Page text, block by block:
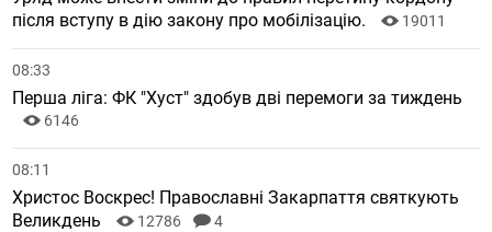
після вступу в дію закону про мобілізацію.
19011
08:33
Перша ліга: ФК "Хуст" здобув дві перемоги за тиждень
6146
08:11
Христос Воскрес! Православні Закарпаття святкують
Великдень
12786 4